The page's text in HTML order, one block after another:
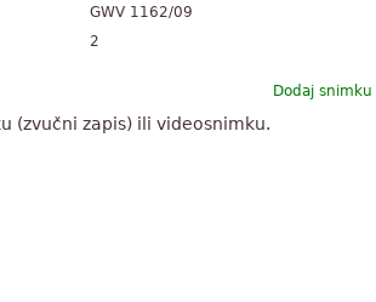
GWV 1162/09
2
Dodaj snimku
(zvučni zapis) ili videosnimku.